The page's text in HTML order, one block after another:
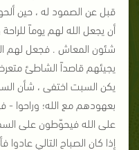
قبل عن الصمود له ، حين
أن يجعل الله لهم يوماً
شئون المعاش . فجعل لهم
يجيئهم قاصداً الشاطئ
يكن السبت اختفى ، شأن
بعهودهم مع الله؛ وراحوا -
على الله فيحوّطون على
إذا كان الصباح التالي